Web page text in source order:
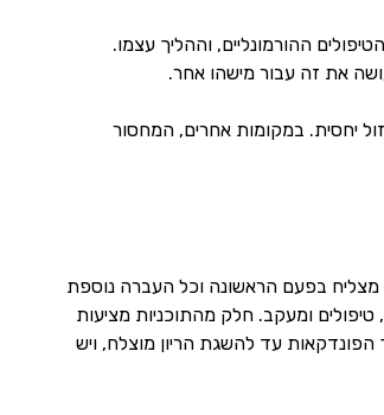
ההורמונליים, וההליך עצמו.
יחסית. במקומות אחרים, המחסור
מצליח בפעם הראשונה וכל העברה נוספת
טיפולים ומעקב. חלק מהתוכניות מציעות
הפונדקאות עד להשגת הריון מוצלח, ויש